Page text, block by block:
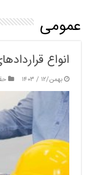
عمومی
انواع
بهمن/۱۲ / ۱۴۰۳